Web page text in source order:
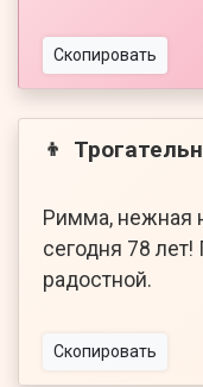
Скопировать
👦
Римма, нежная
сегодня 78
радостной.
Скопировать